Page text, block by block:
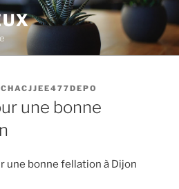
une bonne